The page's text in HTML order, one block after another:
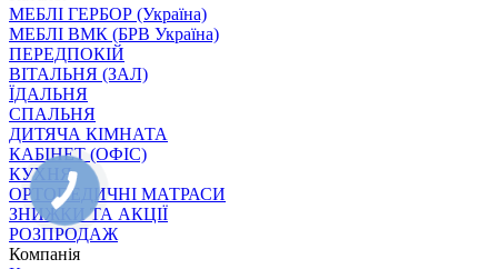
МЕБЛІ ГЕРБОР (Україна)
МЕБЛІ ВМК (БРВ Україна)
ПЕРЕДПОКІЙ
ВІТАЛЬНЯ (ЗАЛ)
ЇДАЛЬНЯ
СПАЛЬНЯ
ДИТЯЧА КІМНАТА
КАБІНЕТ (ОФІС)
КУХНЯ
ОРТОПЕДИЧНІ МАТРАСИ
ЗНИЖКИ ТА АКЦІЇ
РОЗПРОДАЖ
Компанія